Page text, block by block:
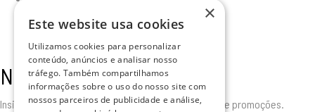
Newsletter
Insira o seu email para receber todas as novidades e promoções.
×
Este website usa cookies
Utilizamos cookies para personalizar
conteúdo, anúncios e analisar nosso
tráfego. Também compartilhamos
informações sobre o uso do nosso site com
nossos parceiros de publicidade e análise,